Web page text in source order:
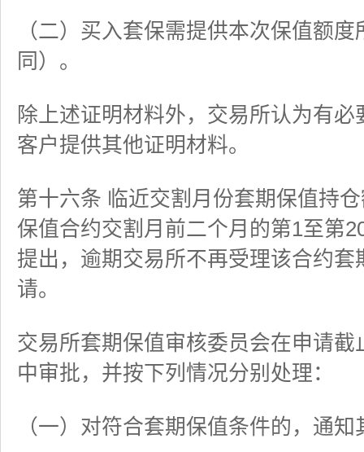
（二）买入套保需提供本次保值额
同）。
除上述证明材料外，交易所认为有
客户提供其他证明材料。
第十六条 临近交割月份套期保值持
保值合约交割月前二个月的第1至第
提出，逾期交易所不再受理该合约套
请。
交易所套期保值审核委员会在申请
中审批，并按下列情况分别处理：
（一）对符合套期保值条件的，通